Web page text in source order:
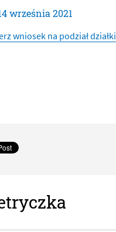
września 2021
wniosek na podział działki